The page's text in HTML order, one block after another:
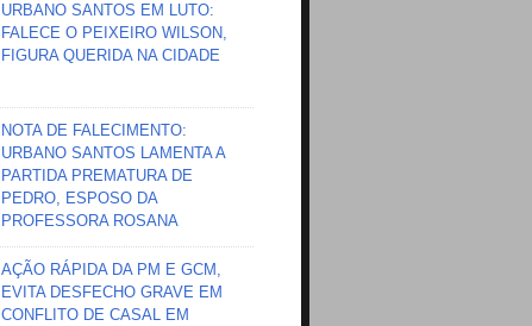
URBANO SANTOS EM LUTO:
FALECE O PEIXEIRO WILSON,
FIGURA QUERIDA NA CIDADE
NOTA DE FALECIMENTO:
URBANO SANTOS LAMENTA A
PARTIDA PREMATURA DE
PEDRO, ESPOSO DA
PROFESSORA ROSANA
AÇÃO RÁPIDA DA PM E GCM,
EVITA DESFECHO GRAVE EM
CONFLITO DE CASAL EM